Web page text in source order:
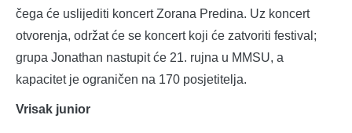
čega će uslijediti koncert Zorana Predina. Uz koncert
otvorenja, održat će se koncert koji će zatvoriti festival;
grupa Jonathan nastupit će 21. rujna u MMSU, a
kapacitet je ograničen na 170 posjetitelja.
Vrisak junior